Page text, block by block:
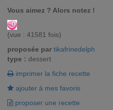
Vous aimez ? Alors notez !
(vue : 41581 fois)
proposée par tikafrinedelph
type : dessert
imprimer la fiche recette
ajouter à mes favoris
proposer une recette